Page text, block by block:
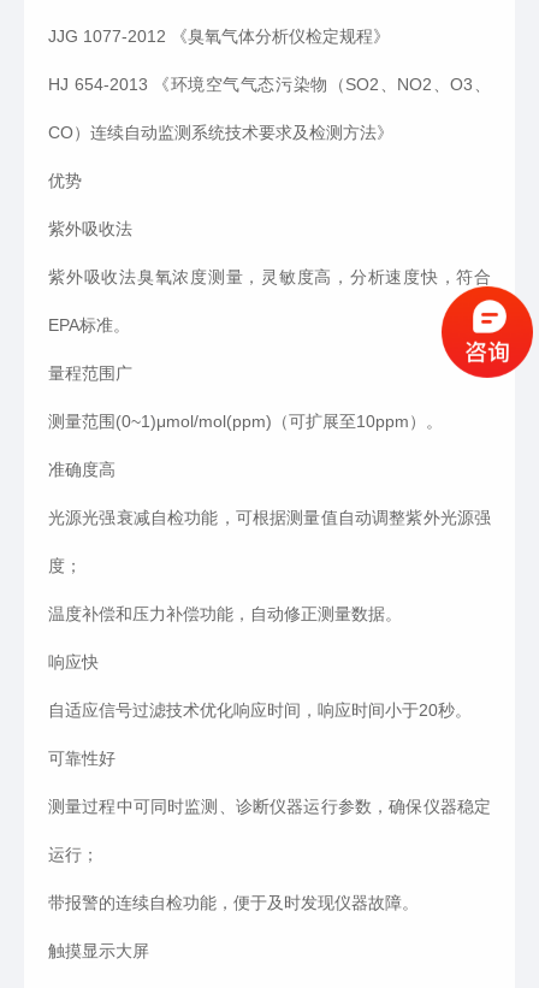
JJG 1077-2012 《臭氧气体分析仪检定规程》
HJ 654-2013 《环境空气气态污染物（SO2、NO2、O3、
CO）连续自动监测系统技术要求及检测方法》
优势
紫外吸收法
紫外吸收法臭氧浓度测量，灵敏度高，分析速度快，符合
EPA标准。
量程范围广
测量范围(0~1)μmol/mol(ppm)（可扩展至10ppm）。
准确度高
光源光强衰减自检功能，可根据测量值自动调整紫外光源强
度；
温度补偿和压力补偿功能，自动修正测量数据。
响应快
自适应信号过滤技术优化响应时间，响应时间小于20秒。
可靠性好
测量过程中可同时监测、诊断仪器运行参数，确保仪器稳定
运行；
带报警的连续自检功能，便于及时发现仪器故障。
触摸显示大屏